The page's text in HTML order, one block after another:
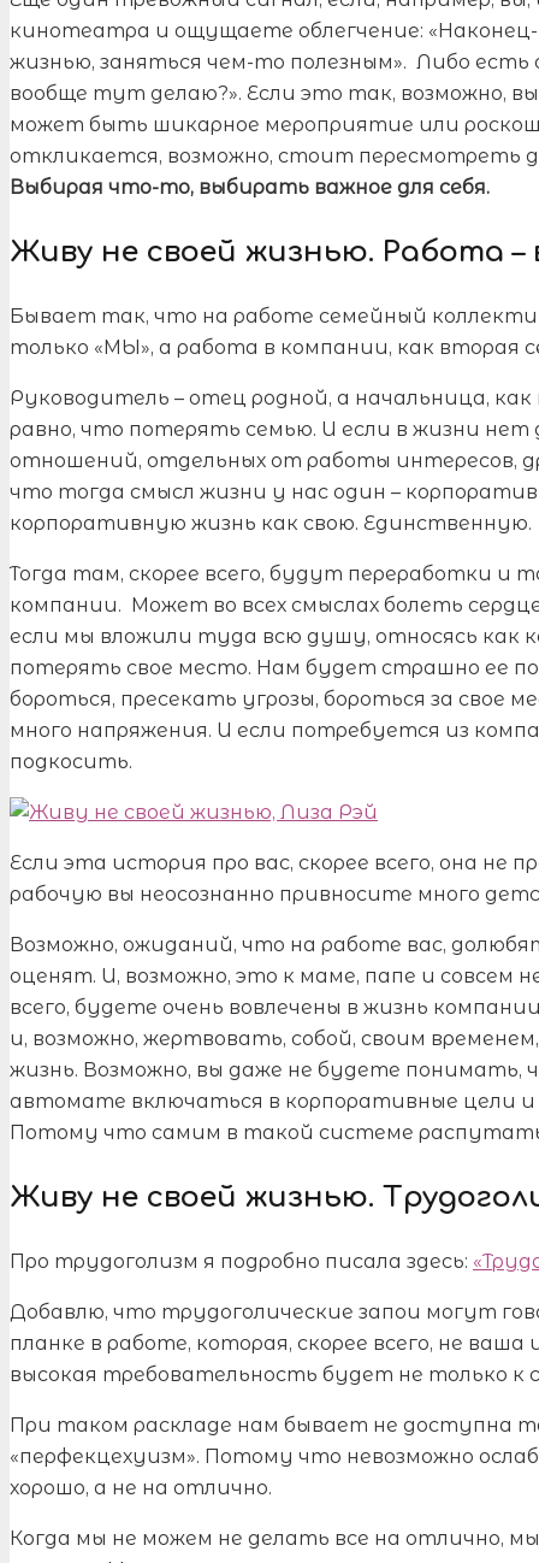
кинотеатра и ощущаете облегчение:
жизнью, заняться чем-то полезным». Либо
вообще тут делаю?». Если это так, возможно,
может быть шикарное мероприятие или
откликается, возможно, стоит пересмотреть
Выбирая что-то, выбирать важное для себя.
Живу не своей жизнью. Работа –
Бывает так, что на работе семейный
только «МЫ», а работа в компании, как вторая
Руководитель – отец родной, а начальница,
равно, что потерять семью. И если в жизни нет
отношений, отдельных от работы интересов,
что тогда смысл жизни у нас один –
корпоративную жизнь как свою. Единственную.
Тогда там, скорее всего, будут переработки и
компании. Может во всех смыслах болеть
если мы вложили туда всю душу, относясь как
потерять свое место. Нам будет страшно ее
бороться, пресекать угрозы, бороться за свое
много напряжения. И если потребуется из
подкосить.
Если эта история про вас, скорее всего, она не
рабочую вы неосознанно привносите много
Возможно, ожиданий, что на работе вас,
оценят. И, возможно, это к маме, папе и совсем
всего, будете очень вовлечены в жизнь
и, возможно, жертвовать, собой, своим
жизнь. Возможно, вы даже не будете понимать,
автомате включаться в корпоративные цели и
Потому что самим в такой системе
Живу не своей жизнью.
Про трудоголизм я подробно писала здесь:
Добавлю, что трудоголические запои могут
планке в работе, которая, скорее всего, не
высокая требовательность будет не только к
При таком раскладе нам бывает не доступна
«перфекцехуизм». Потому что невозможно
хорошо, а не на отлично.
Когда мы не можем не делать все на отлично,